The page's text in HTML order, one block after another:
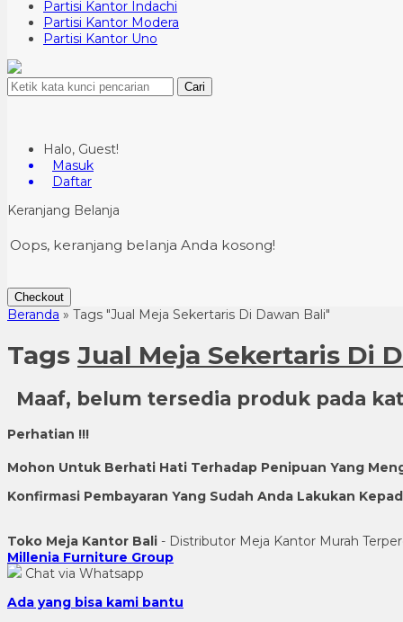
Partisi Kantor Indachi
Partisi Kantor Modera
Partisi Kantor Uno
Cari
Halo, Guest!
Masuk
Daftar
Keranjang Belanja
Oops, keranjang belanja Anda kosong!
Checkout
Beranda » Tags "Jual Meja Sekertaris Di Dawan Bali"
Tags Jual Meja Sekertaris Di
Maaf, belum tersedia produk pada
Perhatian !!!
Mohon Untuk Berhati Hati Terhadap Penipuan Yang
Konfirmasi Pembayaran Yang Sudah Anda Lakukan
Toko Meja Kantor Bali - Distributor Meja Kantor Murah
Millenia Furniture Group
Chat via Whatsapp
Ada yang bisa kami bantu